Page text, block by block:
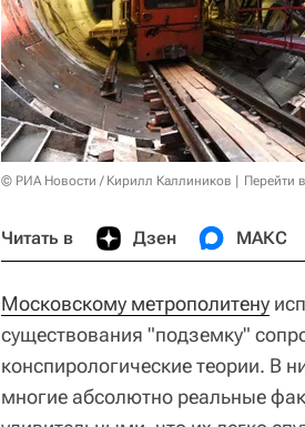
© РИА Новости / Кирилл Каллиников Перейти
Читать в Дзен МАКС
Московскому метрополитену
существования "подземку"
конспирологические теории. В
многие абсолютно реальные